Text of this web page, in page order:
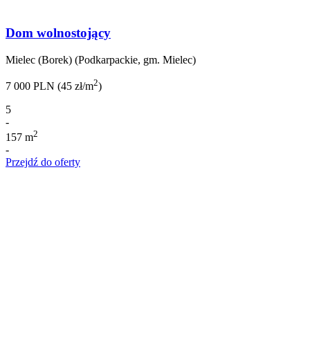
Dom wolnostojący
Mielec (Borek) (Podkarpackie, gm. Mielec)
7 000 PLN (45 zł/m2)
5
-
157 m2
-
Przejdź do oferty